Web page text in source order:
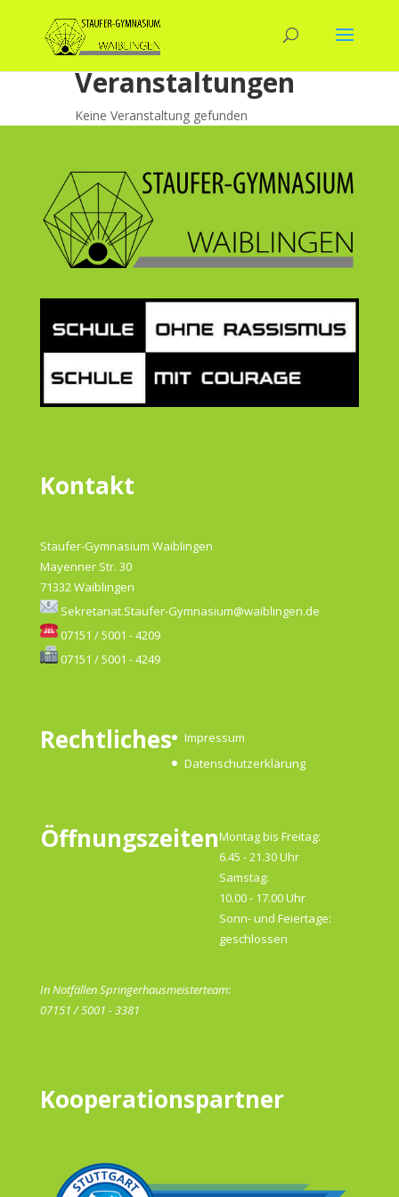
Veranstaltungen
Keine Veranstaltung gefunden
Kontakt
Staufer-Gymnasium Waiblingen
Mayenner Str. 30
71332 Waiblingen
Sekretariat.Staufer-Gymnasium@waiblingen.de
07151 / 5001 - 4209
07151 / 5001 - 4249
Rechtliches
Impressum
Datenschutzerklärung
ÖffnungszeitenMontag bis Freitag:
6.45 - 21.30 Uhr
Samstag:
10.00 - 17.00 Uhr
Sonn- und Feiertage:
geschlossen
In Notfällen Springerhausmeisterteam:
07151 / 5001 - 3381
Kooperationspartner